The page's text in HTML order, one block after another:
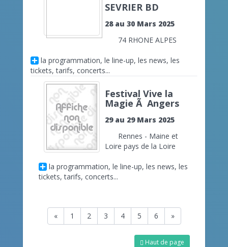
SEVRIER BD
28 au 30 Mars 2025
74 RHONE ALPES
la programmation, le line-up, les news, les
tickets, tarifs, concerts...
Festival Vive la
Magie Ã Angers
29 au 29 Mars 2025
Rennes - Maine et
Loire pays de la Loire
la programmation, le line-up, les news, les
tickets, tarifs, concerts...
« 1 2 3 4 5 6 »
Haut de page